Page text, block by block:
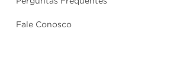
Fale Conosco